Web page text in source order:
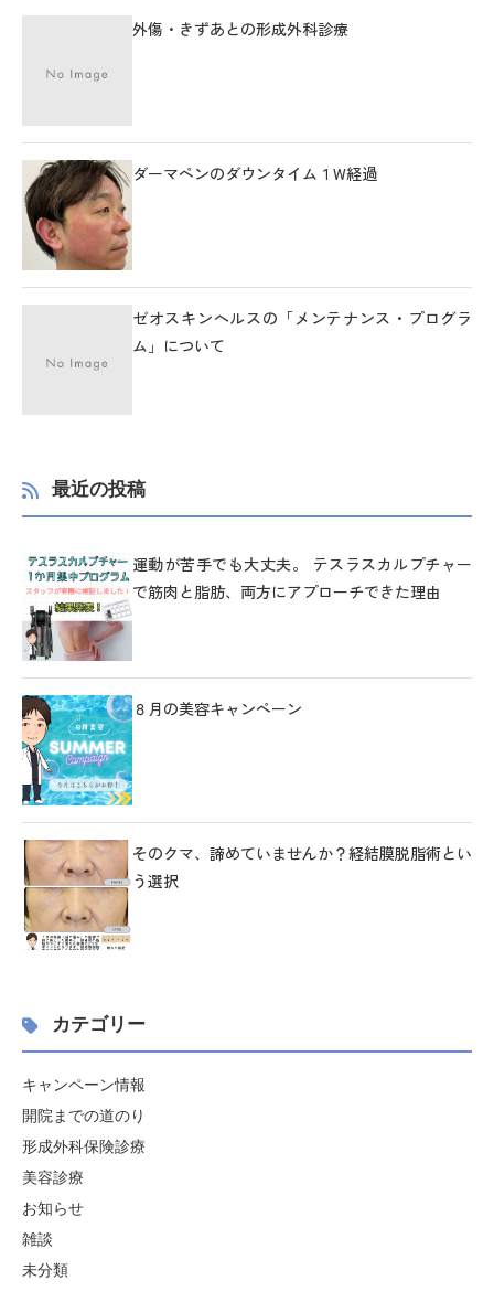
外傷・きずあとの形成外科診療
ダーマペンのダウンタイム１W経過
ゼオスキンヘルスの「メンテナンス・プログラ
ム」について
最近の投稿
運動が苦手でも大丈夫。 テスラスカルプチャー
で筋肉と脂肪、両方にアプローチできた理由
８月の美容キャンペーン
そのクマ、諦めていませんか？経結膜脱脂術とい
う選択
カテゴリー
キャンペーン情報
開院までの道のり
形成外科保険診療
美容診療
お知らせ
雑談
未分類